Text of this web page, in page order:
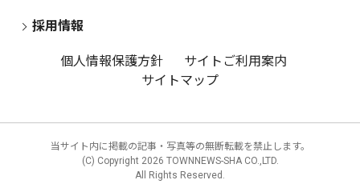
採用情報
個人情報保護方針
サイトご利用案内
サイトマップ
当サイト内に掲載の記事・写真等の無断転載を禁止します。
(C) Copyright 2026 TOWNNEWS-SHA CO.,LTD.
All Rights Reserved.